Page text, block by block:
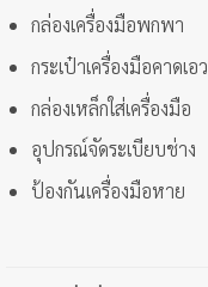
กล่องเครื่องมือพกพา
กระเป๋าเครื่องมือคาดเอว
กล่องเหล็กใส่เครื่องมือ
อุปกรณ์จัดระเบียบช่าง
ป้องกันเครื่องมือหาย